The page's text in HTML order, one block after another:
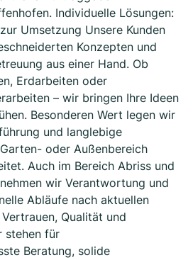
Individuelle Lösungen:
Umsetzung Unsere Kunden
Konzepten und
aus einer Hand. Ob
Erdarbeiten oder
– wir bringen Ihre Ideen
Besonderen Wert legen wir
und langlebige
oder Außenbereich
Auch im Bereich Abriss und
wir Verantwortung und
Abläufe nach aktuellen
Qualität und
stehen für
Beratung, solide